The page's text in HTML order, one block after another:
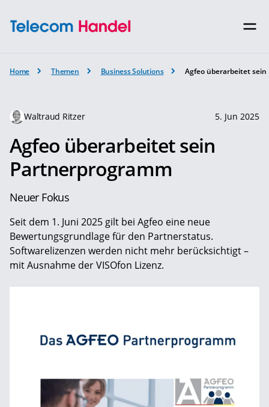
Home Themen Business Solutions Agfeo überarbeitet
Waltraud Ritzer 5. Jun 2025
Agfeo überarbeitet sein
Partnerprogramm
Neuer Fokus
Seit dem 1. Juni 2025 gilt bei Agfeo eine neue
Bewertungsgrundlage für den Partnerstatus.
Softwarelizenzen werden nicht mehr berücksichtigt –
mit Ausnahme der VISOfon Lizenz.